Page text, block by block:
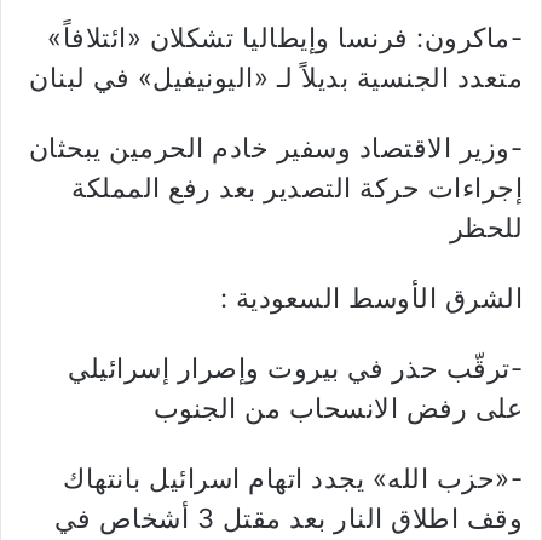
-ماكرون: فرنسا وإيطاليا تشكلان «ائتلافاً»
متعدد الجنسية بديلاً لـ «اليونيفيل» في لبنان
-وزير الاقتصاد وسفير خادم الحرمين يبحثان
إجراءات حركة التصدير بعد رفع المملكة
للحظر
الشرق الأوسط السعودية :
-ترقّب حذر في بيروت وإصرار إسرائيلي
على رفض الانسحاب من الجنوب
-«حزب الله» يجدد اتهام اسرائيل بانتهاك
وقف اطلاق النار بعد مقتل 3 أشخاص في